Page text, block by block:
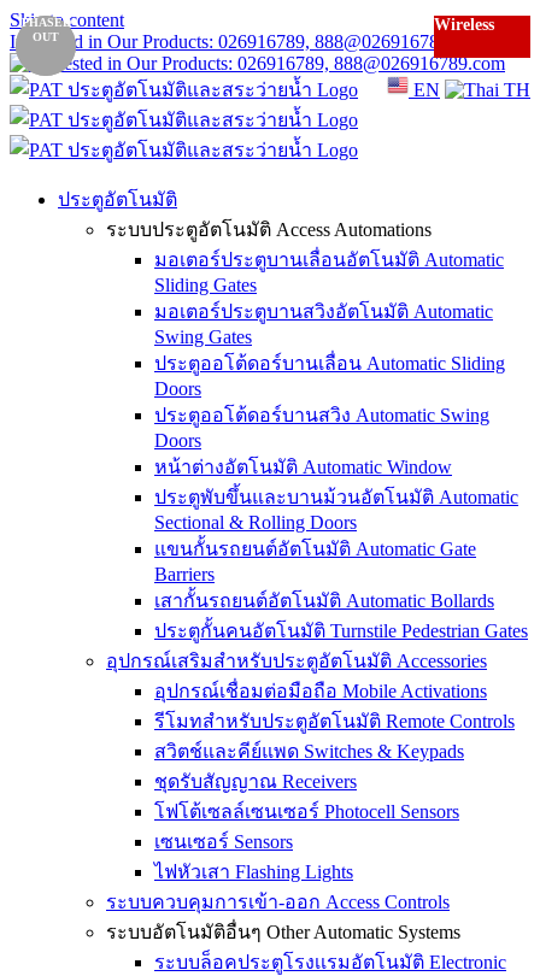
Skip to content
Interested in Our Products: 026916789, 888@026916789.com
EN TH
ประตูอัตโนมัติ
ระบบประตูอัตโนมัติ Access Automations
มอเตอร์ประตูบานเลื่อนอัตโนมัติ Automatic
Sliding Gates
มอเตอร์ประตูบานสวิงอัตโนมัติ Automatic
Swing Gates
ประตูออโต้ดอร์บานเลื่อน Automatic Sliding
Doors
ประตูออโต้ดอร์บานสวิง Automatic Swing
Doors
หน้าต่างอัตโนมัติ Automatic Window
ประตูพับขึ้นและบานม้วนอัตโนมัติ Automatic
Sectional & Rolling Doors
แขนกั้นรถยนต์อัตโนมัติ Automatic Gate
Barriers
เสากั้นรถยนต์อัตโนมัติ Automatic Bollards
ประตูกั้นคนอัตโนมัติ Turnstile Pedestrian Gates
อุปกรณ์เสริมสำหรับประตูอัตโนมัติ Accessories
อุปกรณ์เชื่อมต่อมือถือ Mobile Activations
รีโมทสำหรับประตูอัตโนมัติ Remote Controls
สวิตช์และคีย์แพด Switches & Keypads
ชุดรับสัญญาณ Receivers
โฟโต้เซลล์เซนเซอร์ Photocell Sensors
เซนเซอร์ Sensors
ไฟหัวเสา Flashing Lights
ระบบควบคุมการเข้า-ออก Access Controls
ระบบอัตโนมัติอื่นๆ Other Automatic Systems
ระบบล็อคประตูโรงเเรมอัตโนมัติ Electronic
PHASED
OUT
Wireless
PHASED
OUT
Wireless